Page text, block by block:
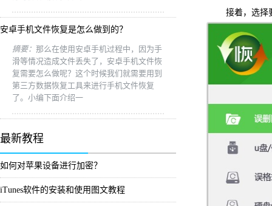
安卓手机文件恢复是怎么做到的？
摘要： 那么在使用安卓手机过程中，因为手
滑等情况造成文件丢失了，安卓手机文件恢
复需要怎么做呢？这个时候我们就需要用到
第三方数据恢复工具来进行手机文件恢复
了。小编下面介绍一
最新教程
如何对苹果设备进行加密？
iTunes软件的安装和使用图文教程
接着，选择要